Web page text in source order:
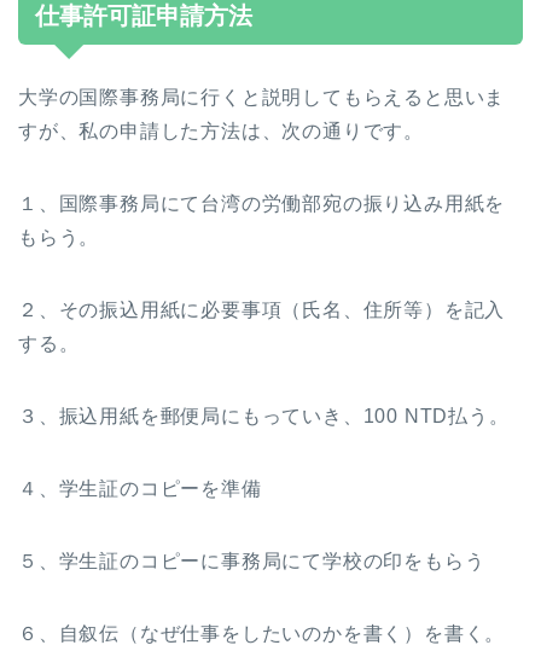
仕事許可証申請方法
大学の国際事務局に行くと説明してもらえると思いま
すが、私の申請した方法は、次の通りです。
１、国際事務局にて台湾の労働部宛の振り込み用紙を
もらう。
２、その振込用紙に必要事項（氏名、住所等）を記入
する。
３、振込用紙を郵便局にもっていき、100 NTD払う。
４、学生証のコピーを準備
５、学生証のコピーに事務局にて学校の印をもらう
６、自叙伝（なぜ仕事をしたいのかを書く）を書く。